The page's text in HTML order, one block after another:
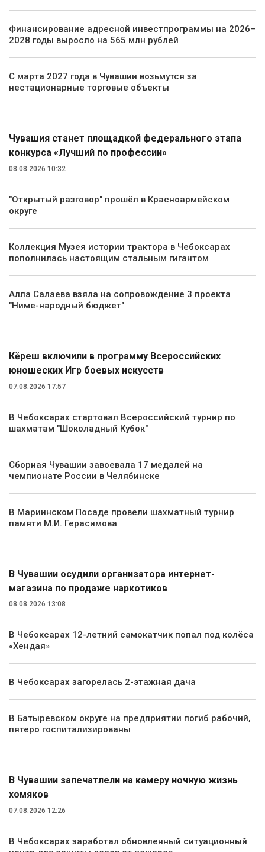
Финансирование адресной инвестпрограммы на 2026–
2028 годы выросло на 565 млн рублей
С марта 2027 года в Чувашии возьмутся за
нестационарные торговые объекты
Чувашия станет площадкой федерального этапа
конкурса «Лучший по профессии»
08.08.2026 10:32
"Открытый разговор" прошёл в Красноармейском
округе
Коллекция Музея истории трактора в Чебоксарах
пополнилась настоящим стальным гигантом
Алла Салаева взяла на сопровождение 3 проекта
"Ниме-народный бюджет"
Кĕрешӳ включили в программу Всероссийских
юношеских Игр боевых искусств
07.08.2026 17:57
В Чебоксарах стартовал Всероссийский турнир по
шахматам "Шоколадный Кубок"
Сборная Чувашии завоевала 17 медалей на
чемпионате России в Челябинске
В Мариинском Посаде провели шахматный турнир
памяти М.И. Герасимова
В Чувашии осудили организатора интернет-
магазина по продаже наркотиков
08.08.2026 13:08
В Чебоксарах 12-летний самокатчик попал под колёса
«Хендая»
В Чебоксарах загорелась 2-этажная дача
В Батыревском округе на предприятии погиб рабочий,
пятеро госпитализированы
В Чувашии запечатлели на камеру ночную жизнь
хомяков
07.08.2026 12:26
В Чебоксарах заработал обновленный ситуационный